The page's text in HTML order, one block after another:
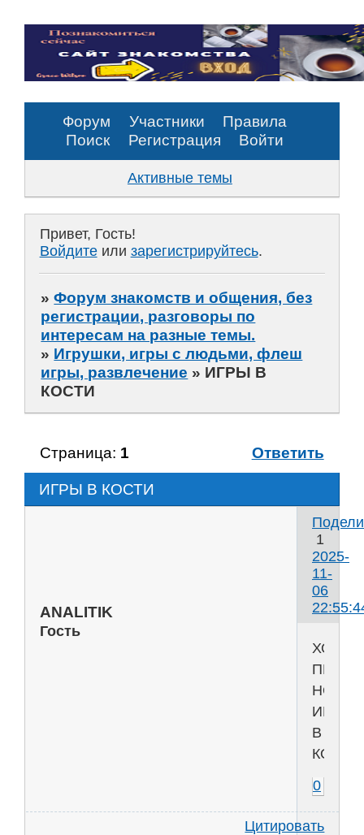
Форум Участники
Правила
Поиск
Регистрация Войти
Активные темы
Привет, Гость!
Войдитеили зарегистрируйтесь.
»Форум знакомств и общения, без
регистрации, разговоры по
интересам на разные темы.
» Игрушки, игры с людьми, флеш
игры, развлечение » ИГРЫ В
КОСТИ
ИГРЫ В КОСТИ
Страница: 1 Ответить
1
2025-
11-
06
ANALITIK
Гость
ХОЧУ
ИГРЫ
В
0
Цитировать